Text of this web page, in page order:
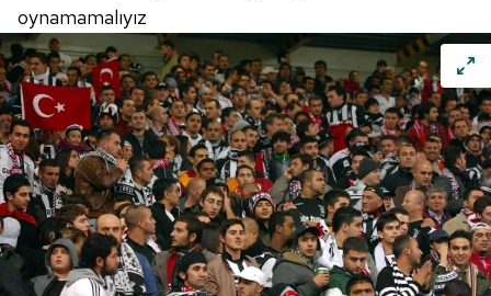
oynamamalıyız